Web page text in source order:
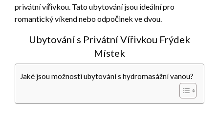
privátní vířivkou. Tato ubytování jsou ideální pro
romantický víkend nebo odpočinek ve dvou.
Ubytování s Privátní Vířivkou Frýdek
Místek
Jaké jsou možnosti ubytování s hydromasážní vanou?